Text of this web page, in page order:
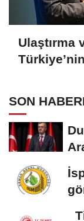
Ulaştırma
SON